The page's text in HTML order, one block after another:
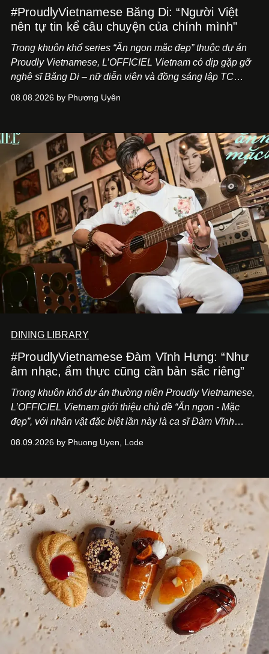
#ProudlyVietnamese Băng Di: “Người Việt
nên tự tin kể câu chuyện của chính mình"
Trong khuôn khổ series “Ăn ngon mặc đẹp” thuộc dự án
Proudly Vietnamese, L’OFFICIEL Vietnam có dịp gặp gỡ
nghệ sĩ Băng Di – nữ diễn viên và đồng sáng lập TC
Kitchen Bar và SALEM tại TP.HCM.
08.08.2026 by Phương Uyên
DINING LIBRARY
#ProudlyVietnamese Đàm Vĩnh Hưng: “Như
âm nhạc, ẩm thực cũng cần bản sắc riêng”
Trong khuôn khổ dự án thường niên Proudly Vietnamese,
L’OFFICIEL Vietnam giới thiệu chủ đề “Ăn ngon - Mặc
đẹp”, với nhân vật đặc biệt lần này là ca sĩ Đàm Vĩnh
Cà Phê Cà Pháo mang dấu ấn Indochine hoài niệm, thu
08.09.2026 by Phuong Uyen, Lode